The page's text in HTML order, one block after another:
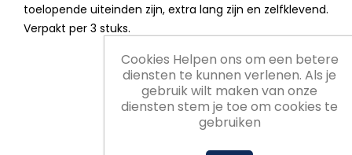
toelopende uiteinden zijn, extra lang zijn en zelfklevend.
Verpakt per 3 stuks.
Cookies Helpen ons om een betere
diensten te kunnen verlenen. Als je
gebruik wilt maken van onze
diensten stem je toe om cookies te
gebruiken